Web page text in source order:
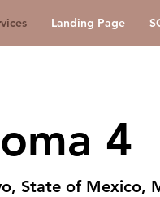
Landing Page
4
State of Mexico,